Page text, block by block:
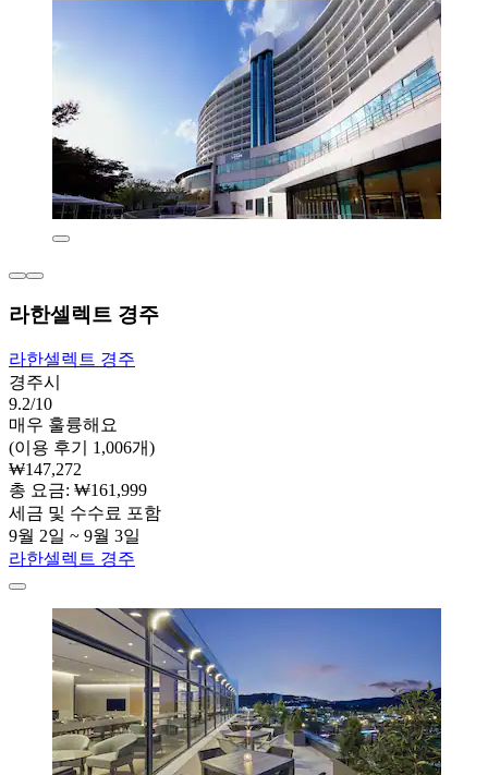
라한셀렉트 경주
라한셀렉트 경주
경주시
9.2/10
매우 훌륭해요
(이용 후기 1,006개)
₩147,272
총 요금: ₩161,999
세금 및 수수료 포함
9월 2일 ~ 9월 3일
라한셀렉트 경주